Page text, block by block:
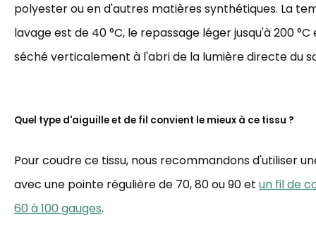
polyester ou en d'autres matières synthétiques. La
lavage est de 40 °C, le repassage léger jusqu'à 200
séché verticalement à l'abri de la lumière directe du
Quel type d'aiguille et de fil convient le mieux à ce tissu ?
Pour coudre ce tissu, nous recommandons d'utiliser
avec une pointe régulière de 70, 80 ou 90 et un fil de
60 à 100 gauges.